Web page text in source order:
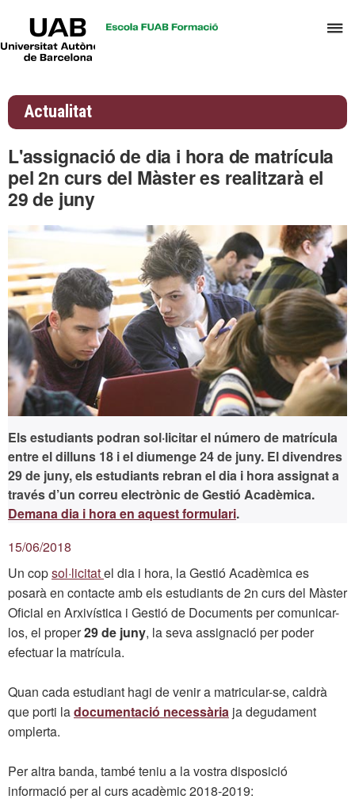
el
Universitat
Actualitat
L'assignació de dia i hora de matrícula
pel 2n curs del Màster es realitzarà el
29 de juny
Els estudiants podran sol·licitar el número de matrícula
entre el dilluns 18 i el diumenge 24 de juny. El divendres
29 de juny, els estudiants rebran el dia i hora assignat a
través d’un correu electrònic de Gestió Acadèmica.
Demana dia i hora en aquest formulari.
15/06/2018
Un copsol·licitatel dia i hora, la Gestió Acadèmica es
posarà en contacte amb els estudiants de 2n curs del Màster
Oficial en Arxivística i Gestió de Documents per comunicar-
los, el proper29 de juny, la seva assignació per poder
efectuar la matrícula.
Quan cada estudiant hagi de venir a matricular-se, caldrà
que porti ladocumentació necessària ja degudament
omplerta.
Per altra banda, també teniu a la vostra disposició
informació per al curs acadèmic 2018-2019: